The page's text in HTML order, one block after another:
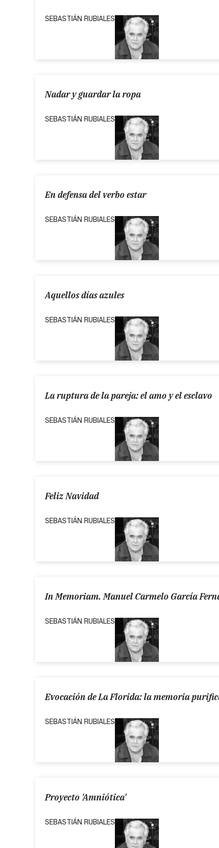
SEBASTIÁN RUBIALES
Nadar y guardar la ropa
SEBASTIÁN RUBIALES
En defensa del verbo estar
SEBASTIÁN RUBIALES
Aquellos días azules
SEBASTIÁN RUBIALES
La ruptura de la pareja: el amo y el esclavo
SEBASTIÁN RUBIALES
Feliz Navidad
SEBASTIÁN RUBIALES
In Memoriam. Manuel Carmelo García
SEBASTIÁN RUBIALES
Evocación de La Florida: la memoria
SEBASTIÁN RUBIALES
Proyecto 'Amniótica'
SEBASTIÁN RUBIALES